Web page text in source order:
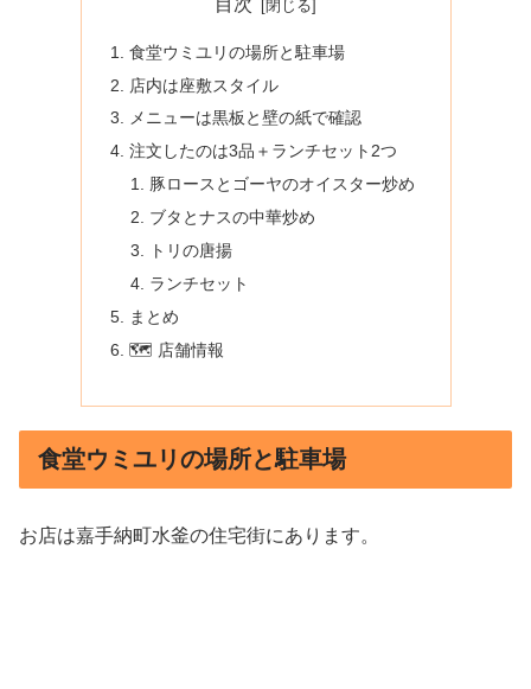
目次
食堂ウミユリの場所と駐車場
店内は座敷スタイル
メニューは黒板と壁の紙で確認
注文したのは3品＋ランチセット2つ
豚ロースとゴーヤのオイスター炒め
ブタとナスの中華炒め
トリの唐揚
ランチセット
まとめ
🗺️ 店舗情報
食堂ウミユリの場所と駐車場
お店は嘉手納町水釜の住宅街にあります。